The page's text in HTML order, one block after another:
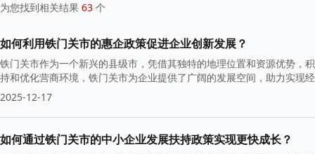
为您找到相关结果 63 个
如何利用铁门关市的惠企政策促进企业创新发展？
铁门关市作为一个新兴的县级市，凭借其独特的地理位置和资源优势，
持和优化营商环境，铁门关市为企业提供了广阔的发展空间，助力实现
2025-12-17
如何通过铁门关市的中小企业发展扶持政策实现更快成长？